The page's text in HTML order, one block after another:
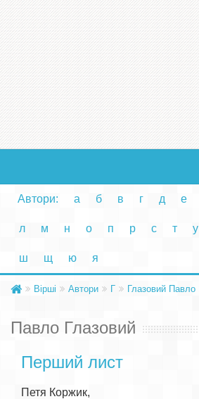
Автори: а б в г д е
л м н о п р с т у
ш щ ю я
Вірші Автори Г Глазовий Павло
Павло Глазовий
Перший лист
Петя Коржик,